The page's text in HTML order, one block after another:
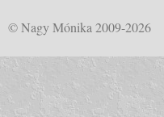
© Nagy Mónika 2009-2026